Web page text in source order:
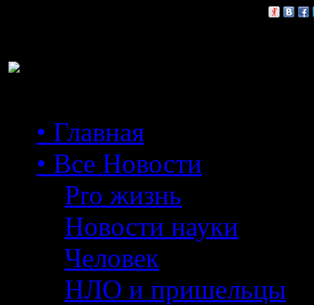
• Главная
• Все Новости
Pro жизнь
Новости науки
Человек
НЛО и пришельцы